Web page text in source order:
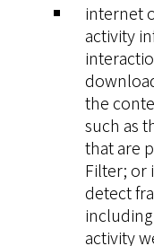
internet
activity
the
such as
that are
Filter; or
detect
activity